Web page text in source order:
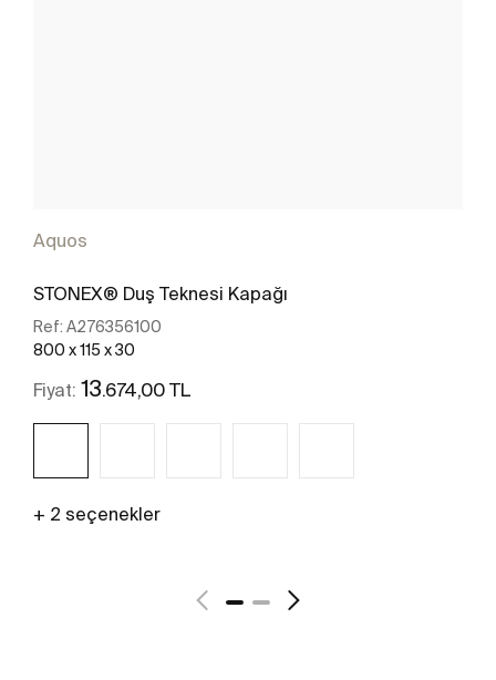
Aquos
STONEX® Duş Teknesi Kapağı
Ref: A276356100
800 x 115 x 30
Fiyat: 13.674,00 TL
+ 2 seçenekler